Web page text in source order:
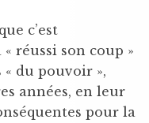
c’est
réussi son coup »
du pouvoir »,
années, en leur
pour la